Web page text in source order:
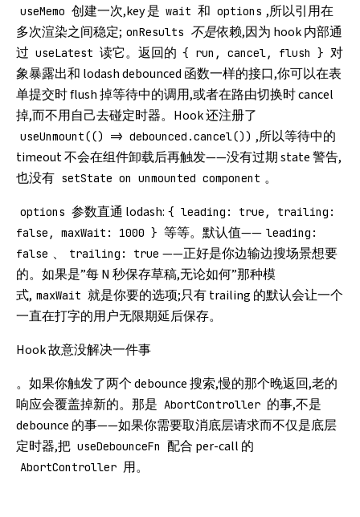
useMemo 创建一次,key 是 wait 和 options ,所以引用在
多次渲染之间稳定; onResults 不是依赖,因为 hook 内部通
过 useLatest 读它。返回的 { run, cancel, flush } 对
象暴露出和 lodash debounced 函数一样的接口,你可以在表
单提交时 flush 掉等待中的调用,或者在路由切换时 cancel
掉,而不用自己去碰定时器。Hook 还注册了
useUnmount(() => debounced.cancel()) ,所以等待中的
timeout 不会在组件卸载后再触发——没有过期 state 警告,
也没有 setState on unmounted component 。
options 参数直通 lodash: { leading: true, trailing:
false, maxWait: 1000 } 等等。默认值—— leading:
false 、 trailing: true ——正好是你边输边搜场景想要
的。如果是”每 N 秒保存草稿,无论如何”那种模
式, maxWait 就是你要的选项;只有 trailing 的默认会让一个
一直在打字的用户无限期延后保存。
Hook 故意没解决一件事
。如果你触发了两个 debounce 搜索,慢的那个晚返回,老的
响应会覆盖掉新的。那是 AbortController 的事,不是
debounce 的事——如果你需要取消底层请求而不仅是底层
定时器,把 useDebounceFn 配合 per-call 的
AbortController 用。